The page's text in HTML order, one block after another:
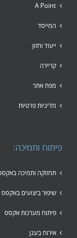
A Point
המייסד
ייעוד וחזון
קריירה
מפת אתר
מדיניות פרטיות
פיתוח ותמיכה:
תחזוקה ותמיכה
שיפור ביצועים באקסס
פיתוח מערכות אקסס
אירוח בענן